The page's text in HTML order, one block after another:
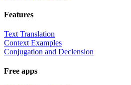
Features
Text Translation
Context Examples
Conjugation and Declension
Free apps